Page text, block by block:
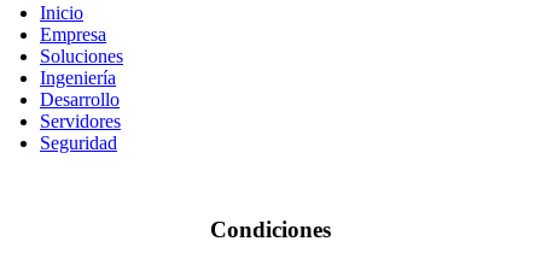
Inicio
Empresa
Soluciones
Ingeniería
Desarrollo
Servidores
Seguridad
Condiciones